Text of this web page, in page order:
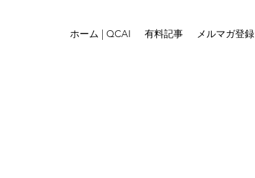
ホーム | QCAI 有料記事 メルマガ登録